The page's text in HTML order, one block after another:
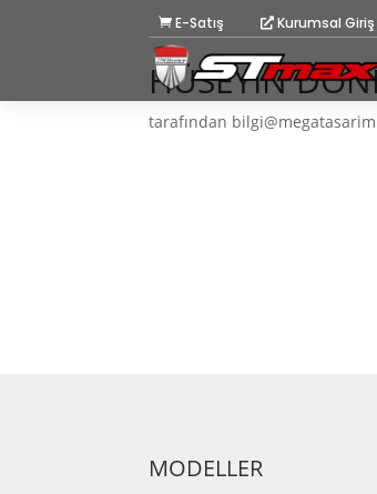
E-Satış Kurumsal Giriş
HÜSEYİN
tarafından
MODELLER